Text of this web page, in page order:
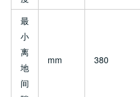
最
小
离
地
间
mm 380